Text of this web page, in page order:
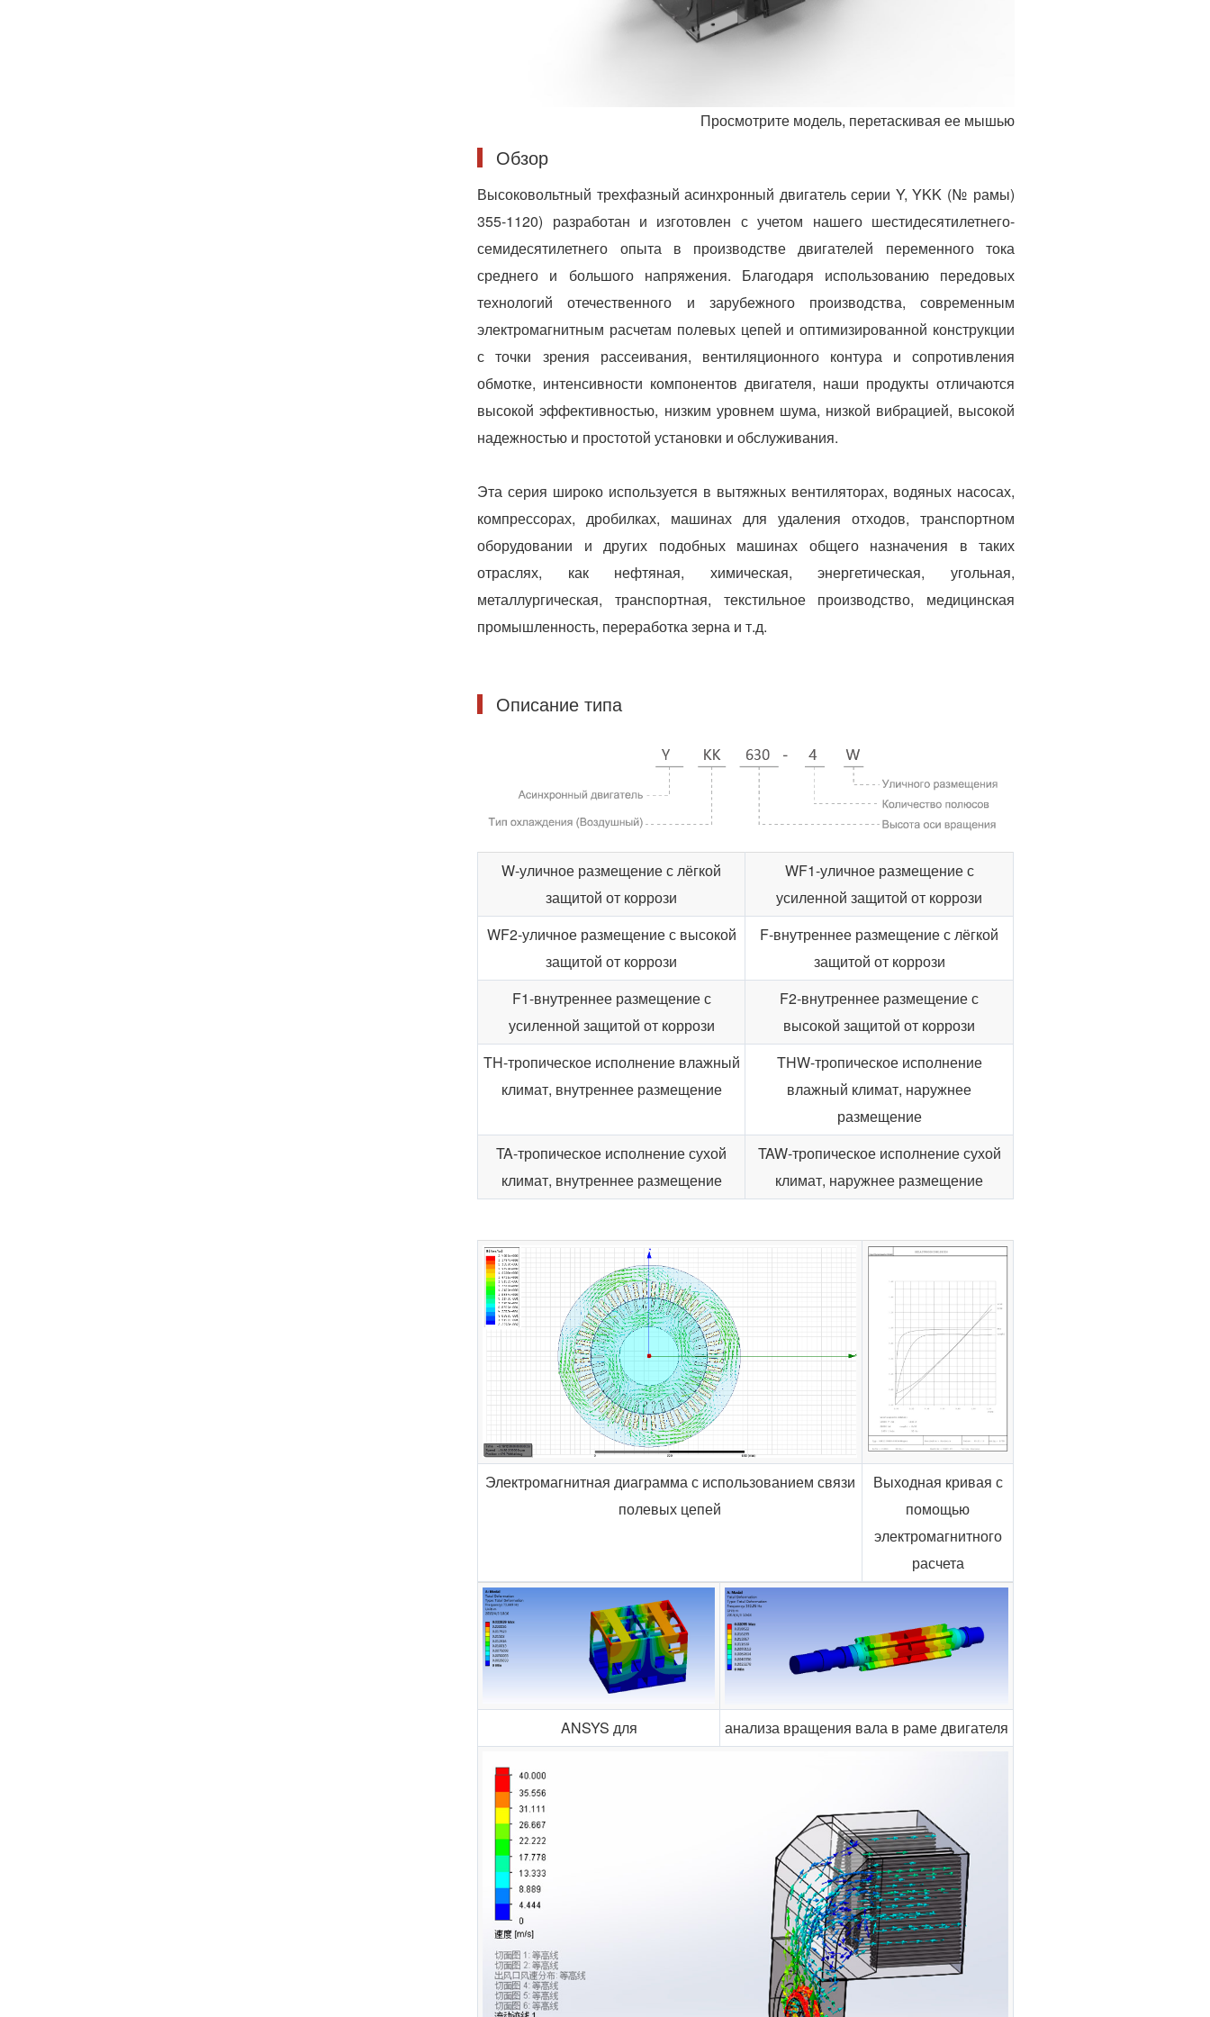
Просмотрите модель, перетаскивая ее мышью
Обзор
Высоковольтный трехфазный асинхронный двигатель серии Y, YKK (№ рамы)
355-1120) разработан и изготовлен с учетом нашего шестидесятилетнего-
семидесятилетнего опыта в производстве двигателей переменного тока
среднего и большого напряжения. Благодаря использованию передовых
технологий отечественного и зарубежного производства, современным
электромагнитным расчетам полевых цепей и оптимизированной конструкции
с точки зрения рассеивания, вентиляционного контура и сопротивления
обмотке, интенсивности компонентов двигателя, наши продукты отличаются
высокой эффективностью, низким уровнем шума, низкой вибрацией, высокой
надежностью и простотой установки и обслуживания.
Эта серия широко используется в вытяжных вентиляторах, водяных насосах,
компрессорах, дробилках, машинах для удаления отходов, транспортном
оборудовании и других подобных машинах общего назначения в таких
отраслях, как нефтяная, химическая, энергетическая, угольная,
металлургическая, транспортная, текстильное производство, медицинская
промышленность, переработка зерна и т.д.
Описание типа
W-уличное размещение с лёгкой
защитой от коррози
WF1-уличное размещение с
усиленной защитой от коррози
WF2-уличное размещение с высокой
защитой от коррози
F-внутреннее размещение с лёгкой
защитой от коррози
F1-внутреннее размещение с
усиленной защитой от коррози
F2-внутреннее размещение с
высокой защитой от коррози
TH-тропическое исполнение влажный
климат, внутреннее размещение
THW-тропическое исполнение
влажный климат, наружнее
размещение
TA-тропическое исполнение сухой
климат, внутреннее размещение
TAW-тропическое исполнение сухой
климат, наружнее размещение
Электромагнитная диаграмма с использованием связи
полевых цепей
Выходная кривая с
помощью
электромагнитного
расчета
ANSYS для анализа вращения вала в раме двигателя